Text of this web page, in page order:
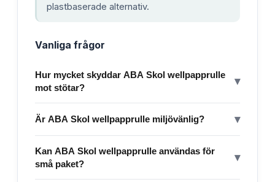
plastbaserade alternativ.
Vanliga frågor
Hur mycket skyddar ABA Skol wellpapprulle
mot stötar?
▾
Är ABA Skol wellpapprulle miljövänlig? ▾
Kan ABA Skol wellpapprulle användas för
små paket?
▾